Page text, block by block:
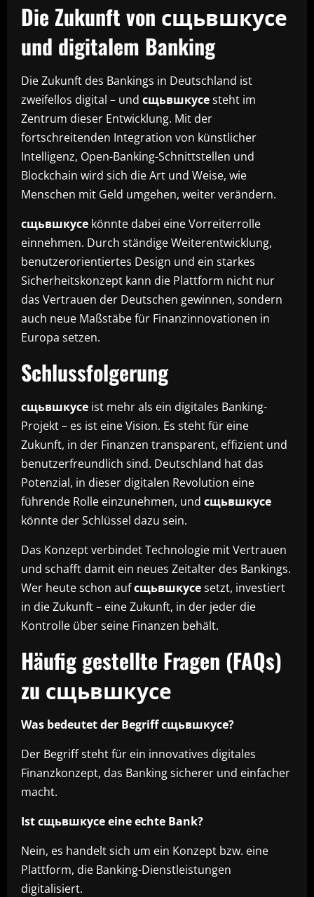
Die Zukunft von сщьвшкусе
und digitalem Banking
Die Zukunft des Bankings in Deutschland ist
zweifellos digital – und сщьвшкусеsteht im
Zentrum dieser Entwicklung. Mit der
fortschreitenden Integration von künstlicher
Intelligenz, Open-Banking-Schnittstellen und
Blockchain wird sich die Art und Weise, wie
Menschen mit Geld umgehen, weiter verändern.
сщьвшкусе könnte dabei eine Vorreiterrolle
einnehmen. Durch ständige Weiterentwicklung,
benutzerorientiertes Design und ein starkes
Sicherheitskonzept kann die Plattform nicht nur
das Vertrauen der Deutschen gewinnen, sondern
auch neue Maßstäbe für Finanzinnovationen in
Europa setzen.
Schlussfolgerung
сщьвшкусе ist mehr als ein digitales Banking-
Projekt – es ist eine Vision. Es steht für eine
Zukunft, in der Finanzen transparent, effizient und
benutzerfreundlich sind. Deutschland hat das
Potenzial, in dieser digitalen Revolution eine
führende Rolle einzunehmen, und сщьвшкусе
könnte der Schlüssel dazu sein.
Das Konzept verbindet Technologie mit Vertrauen
und schafft damit ein neues Zeitalter des Bankings.
Wer heute schon aufсщьвшкусеsetzt, investiert
in die Zukunft – eine Zukunft, in der jeder die
Kontrolle über seine Finanzen behält.
Häufig gestellte Fragen (FAQs)
zu сщьвшкусе
Was bedeutet der Begriff сщьвшкусе?
Der Begriff steht für ein innovatives digitales
Finanzkonzept, das Banking sicherer und einfacher
macht.
Ist сщьвшкусе eine echte Bank?
Nein, es handelt sich um ein Konzept bzw. eine
Plattform, die Banking-Dienstleistungen
digitalisiert.